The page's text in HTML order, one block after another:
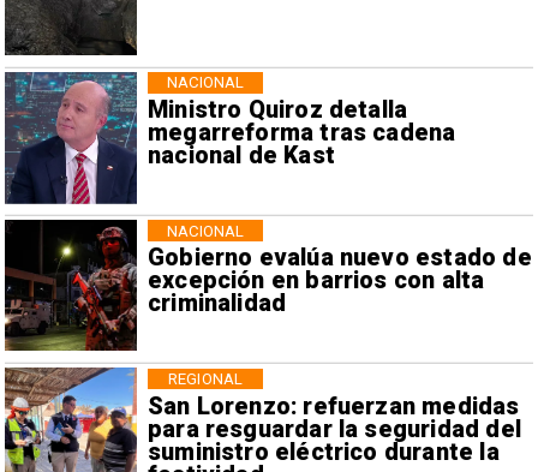
Ministro Quiroz detalla
megarreforma tras cadena
nacional de Kast
NACIONAL
Gobierno evalúa nuevo estado de
excepción en barrios con alta
criminalidad
NACIONAL
San Lorenzo: refuerzan medidas
para resguardar la seguridad del
suministro eléctrico durante la
REGIONAL